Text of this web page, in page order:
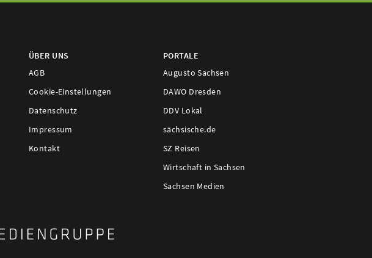
ÜBER UNS
AGB
Cookie-Einstellungen
Datenschutz
Impressum
Kontakt
PORTALE
Augusto Sachsen
DAWO Dresden
DDV Lokal
sächsische.de
SZ Reisen
Wirtschaft in Sachsen
Sachsen Medien